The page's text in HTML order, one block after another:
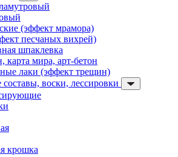
(эффект мрамора)
песчаных вихрей)
шпаклевка
карта мира, арт-бетон
лаки (эффект трещин)
воски, лессировки
крошка